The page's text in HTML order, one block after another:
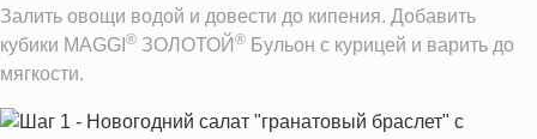
Залить овощи водой и довести до кипения. Добавить
кубики MAGGI ® ЗОЛОТОЙ ® Бульон с курицей и варить до
мягкости.